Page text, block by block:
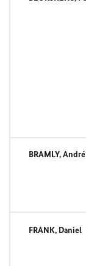
BRAMLY, André
FRANK, Daniel